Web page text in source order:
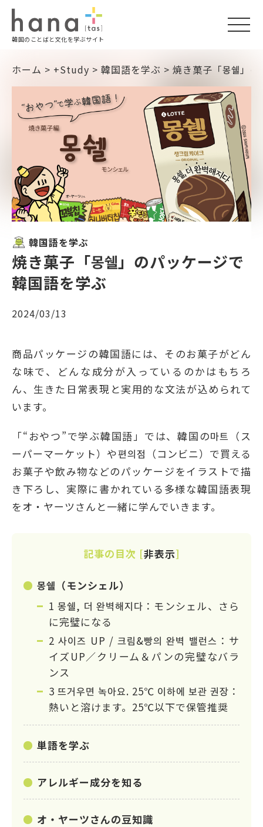
韓国のことばと文化を学ぶサイト
ホーム > +Study > 韓国語を学ぶ > 焼き菓子「몽쉘」
韓国語を学ぶ
焼き菓子「몽쉘」のパッケージで
韓国語を学ぶ
2024/03/13
商品パッケージの韓国語には、そのお菓⼦がどん
な味で、どんな成分が⼊っているのかはもちろ
ん、⽣きた⽇常表現と実⽤的な⽂法が込められて
います。
「“おやつ”で学ぶ韓国語」では、韓国の마트（ス
ーパーマーケット）や편의점（コンビニ）で買える
お菓⼦や飲み物などのパッケージをイラストで描
き下ろし、実際に書かれている多様な韓国語表現
をオ・ヤーツさんと一緒に学んでいきます。
記事の目次 [非表示]
몽쉘（モンシェル）
1 몽쉘, 더 완벽해지다：モンシェル、さら
に完璧になる
2 사이즈 UP / 크림&빵의 완벽 밸런스：サ
イズUP／クリーム＆パンの完璧なバラ
ンス
3 뜨거우면 녹아요. 25℃ 이하에 보관 권장：
熱いと溶けます。25℃以下で保管推奨
単語を学ぶ
アレルギー成分を知る
オ・ヤーツさんの豆知識